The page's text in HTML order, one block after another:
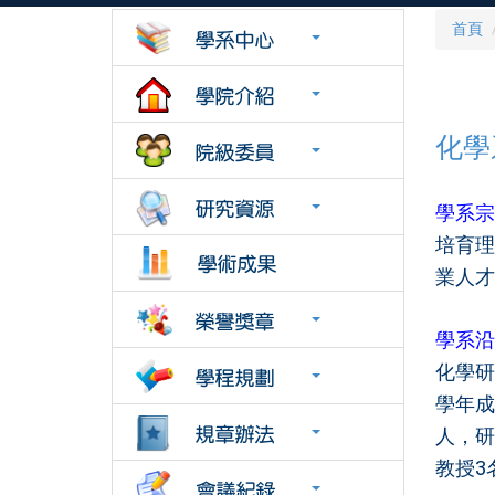
首頁
化
學系
培育
業人
學系
化學
學年
人，
教授3